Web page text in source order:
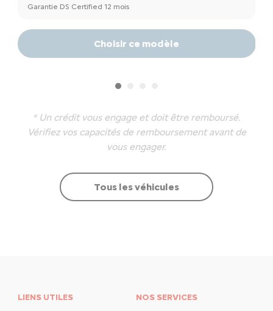
Garantie DS Certified 12 mois
Choisir ce modèle
* Un crédit vous engage et doit être remboursé.
Vérifiez vos capacités de remboursement avant de
vous engager.
Tous les véhicules
LIENS UTILES NOS SERVICES